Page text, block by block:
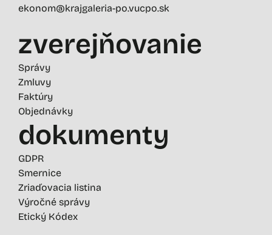
ekonom@krajgaleria-po.vucpo.sk
zverejňovanie
Správy
Zmluvy
Faktúry
Objednávky
dokumenty
GDPR
Smernice
Zriaďovacia listina
Výročné správy
Etický Kódex